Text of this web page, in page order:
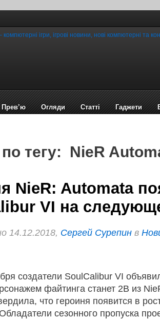
Прев’ю Огляди Статті Гаджети
тегу: NieR
NieR: Automata
VI на
14.12.2018, Сергей Сурепин в
создатели SoulCalibur VI
файтинга станет 2B из
что героиня появится в
сезонного пропуска